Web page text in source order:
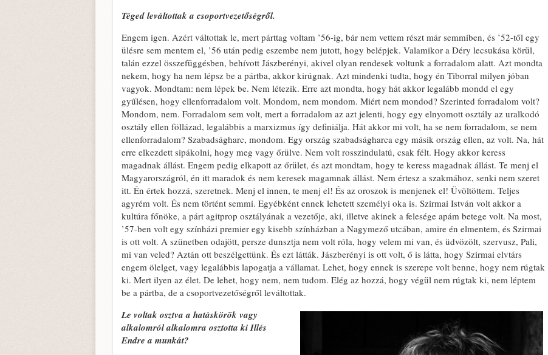
Téged leváltottak a csoportvezetőségről.
Engem igen. Azért váltottak le, mert párttag voltam ’56-ig, bár nem vettem részt már semmiben, és ’52-től egy
ülésre sem mentem el, ’56 után pedig eszembe nem jutott, hogy belépjek. Valamikor a Déry lecsukása körül,
talán ezzel összefüggésben, behívott Jászberényi, akivel olyan rendesek voltunk a forradalom alatt. Azt mondta
nekem, hogy ha nem lépsz be a pártba, akkor kirúgnak. Azt mindenki tudta, hogy én Tiborral milyen jóban
vagyok. Mondtam: nem lépek be. Nem létezik. Erre azt mondta, hogy hát akkor legalább mondd el egy
gyűlésen, hogy ellenforradalom volt. Mondom, nem mondom. Miért nem mondod? Szerinted forradalom volt?
Mondom, nem. Forradalom sem volt, mert a forradalom az azt jelenti, hogy egy elnyomott osztály az uralkodó
osztály ellen föllázad, legalábbis a marxizmus így definiálja. Hát akkor mi volt, ha se nem forradalom, se nem
ellenforradalom? Szabadságharc, mondom. Egy ország szabadságharca egy másik ország ellen, az volt. Na, hát
erre elkezdett sipákolni, hogy meg vagy őrülve. Nem volt rosszindulatú, csak félt. Hogy akkor keress
magadnak állást. Engem pedig elkapott az őrület, és azt mondtam, hogy te keress magadnak állást. Te menj el
Magyarországról, én itt maradok és nem keresek magamnak állást. Nem értesz a szakmához, senki nem szeret
itt. Én értek hozzá, szeretnek. Menj el innen, te menj el! És az oroszok is menjenek el! Üvöltöttem. Teljes
agyrém volt. És nem történt semmi. Egyébként ennek lehetett személyi oka is. Szirmai István volt akkor a
kultúra főnöke, a párt agitprop osztályának a vezetője, aki, illetve akinek a felesége apám betege volt. Na most,
’57-ben volt egy színházi premier egy kisebb színházban a Nagymező utcában, amire én elmentem, és Szirmai
is ott volt. A szünetben odajött, persze dunsztja nem volt róla, hogy velem mi van, és üdvözölt, szervusz, Pali,
mi van veled? Aztán ott beszélgettünk. És ezt látták. Jászberényi is ott volt, ő is látta, hogy Szirmai elvtárs
engem ölelget, vagy legalábbis lapogatja a vállamat. Lehet, hogy ennek is szerepe volt benne, hogy nem rúgtak
ki. Mert ilyen az élet. De lehet, hogy nem, nem tudom. Elég az hozzá, hogy végül nem rúgtak ki, nem léptem
be a pártba, de a csoportvezetőségről leváltottak.
Le voltak osztva a hatáskörök vagy
alkalomról alkalomra osztotta ki Illés
Endre a munkát?